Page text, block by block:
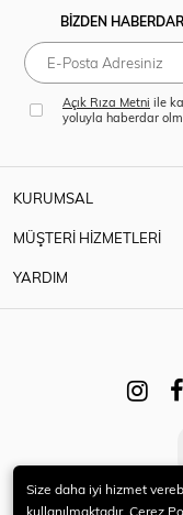
BİZDEN
Açık Rıza Metni ile
yoluyla haberdar
KURUMSAL
MÜŞTERİ HİZMETLERİ
YARDIM
Size daha iyi hizmet
kullanılmaktadır. Çerez